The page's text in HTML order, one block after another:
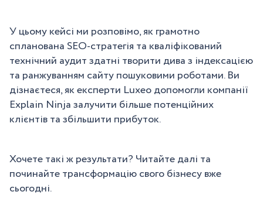
У цьому кейсі ми розповімо, як грамотно
спланована SEO-стратегія та кваліфікований
технічний аудит здатні творити дива з індексацією
та ранжуванням сайту пошуковими роботами. Ви
дізнаєтеся, як експерти Luxeo допомогли компанії
Explain Ninja залучити більше потенційних
клієнтів та збільшити прибуток.
Хочете такі ж результати? Читайте далі та
починайте трансформацію свого бізнесу вже
сьогодні.